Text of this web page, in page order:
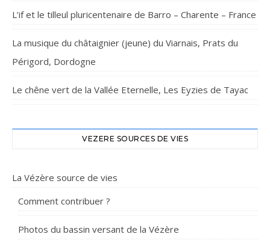
L’if et le tilleul pluricentenaire de Barro – Charente – France
La musique du châtaignier (jeune) du Viarnais, Prats du
Périgord, Dordogne
Le chêne vert de la Vallée Eternelle, Les Eyzies de Tayac
VEZERE SOURCES DE VIES
La Vézère source de vies
Comment contribuer ?
Photos du bassin versant de la Vézère